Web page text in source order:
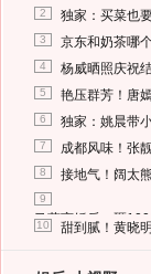
2 独家：买菜也
3 京东和奶茶哪
4 杨威晒照庆祝
5 艳压群芳！唐
6 独家：姚晨带
7 成都风味！张
8 接地气！阔太
9
马蓉离婚后，砸
10 甜到腻！黄晓